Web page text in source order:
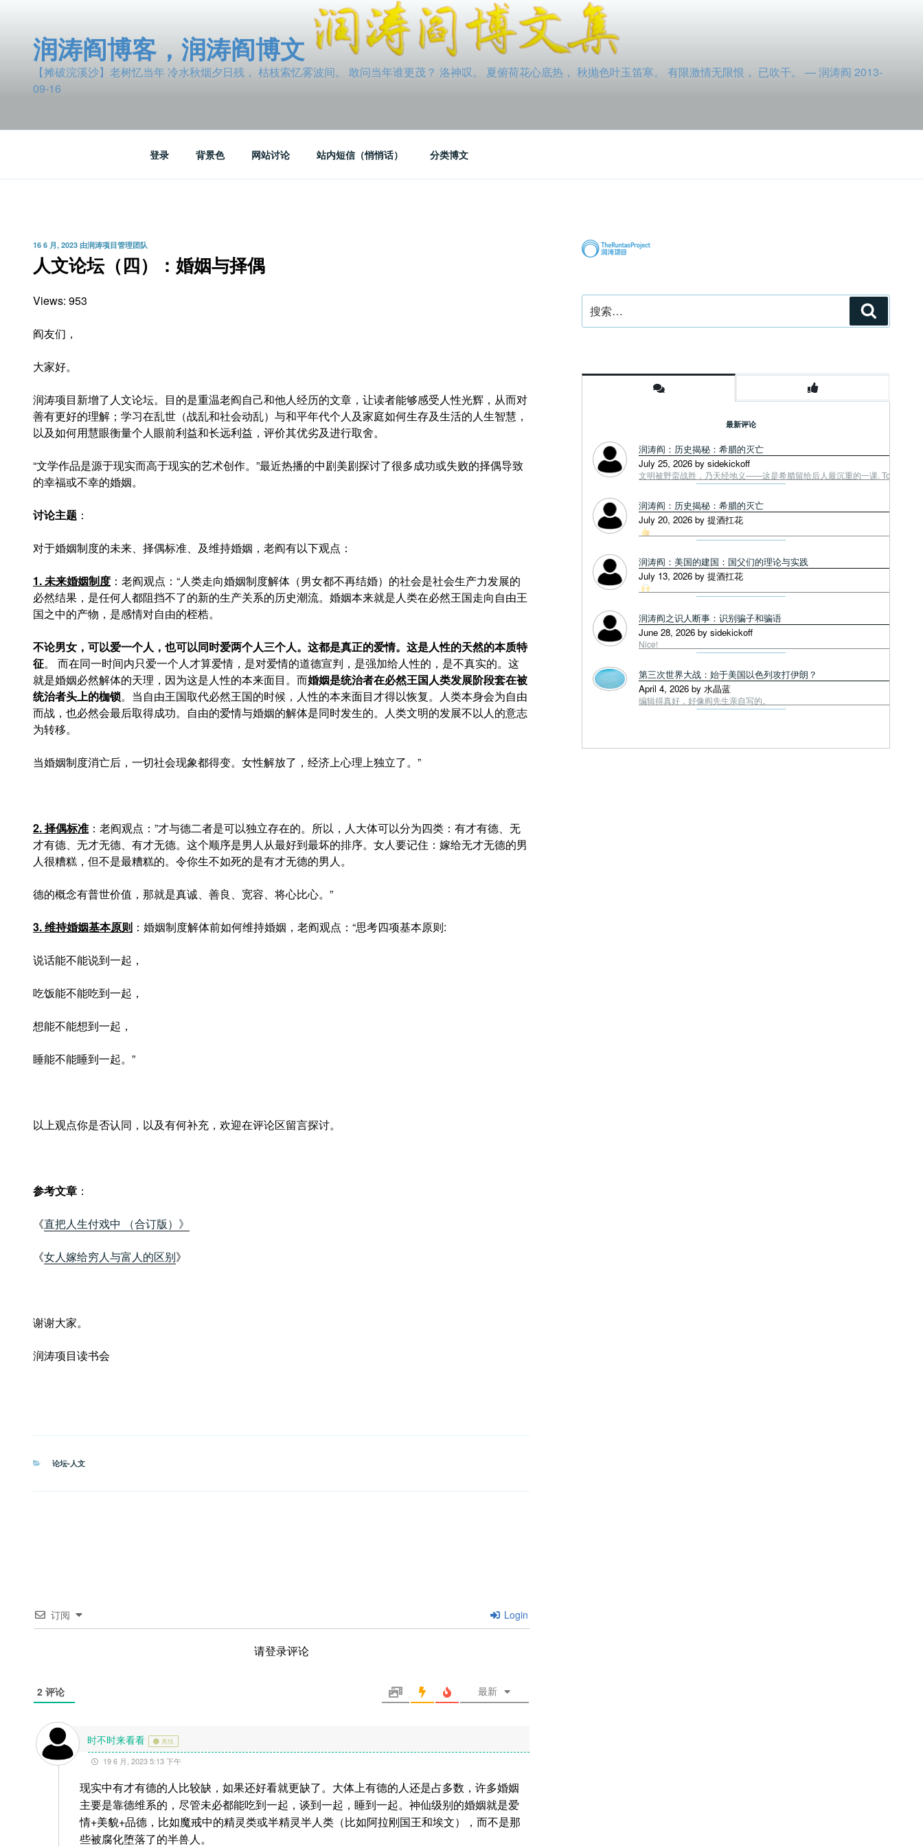
润涛阎博客，润涛阎博文
【摊破浣溪沙】老树忆当年 冷水秋烟夕日残， 枯枝索忆雾波间。 敢问当年谁更茂？ 洛神叹。 夏俯荷花心底热， 秋抛色叶玉笛寒。 有限激情无限恨， 已吹干。 — 润涛阎 2013-
09-16
登录 背景色 网站讨论 站内短信（悄悄话） 分类博文
发
于
16 6 月, 2023 由润涛项目管理团队
人文论坛（四）：婚姻与择偶
Views: 953
阎友们，
大家好。
润涛项目新增了人文论坛。目的是重温老阎自己和他人经历的文章，让读者能够感受人性光辉，从而对
善有更好的理解；学习在乱世（战乱和社会动乱）与和平年代个人及家庭如何生存及生活的人生智慧，
以及如何用慧眼衡量个人眼前利益和长远利益，评价其优劣及进行取舍。
“文学作品是源于现实而高于现实的艺术创作。”最近热播的中剧美剧探讨了很多成功或失败的择偶导致
的幸福或不幸的婚姻。
讨论主题 ：
对于婚姻制度的未来、择偶标准、及维持婚姻，老阎有以下观点：
1. 未来婚姻制度 ：老阎观点：“人类走向婚姻制度解体（男女都不再结婚）的社会是社会生产力发展的
必然结果，是任何人都阻挡不了的新的生产关系的历史潮流。婚姻本来就是人类在必然王国走向自由王
国之中的产物，是感情对自由的桎梏。
不论男女，可以爱一个人，也可以同时爱两个人三个人。这都是真正的爱情。这是人性的天然的本质特
征。 而在同一时间内只爱一个人才算爱情，是对爱情的道德宣判，是强加给人性的，是不真实的。这
就是婚姻必然解体的天理，因为这是人性的本来面目。而婚姻是统治者在必然王国人类发展阶段套在被
统治者头上的枷锁。当自由王国取代必然王国的时候，人性的本来面目才得以恢复。人类本身会为自由
而战，也必然会最后取得成功。自由的爱情与婚姻的解体是同时发生的。人类文明的发展不以人的意志
为转移。
当婚姻制度消亡后，一切社会现象都得变。女性解放了，经济上心理上独立了。”
2. 择偶标准 ：老阎观点：”才与德二者是可以独立存在的。所以，人大体可以分为四类：有才有德、无
才有德、无才无德、有才无德。这个顺序是男人从最好到最坏的排序。女人要记住：嫁给无才无德的男
人很糟糕，但不是最糟糕的。令你生不如死的是有才无德的男人。
德的概念有普世价值，那就是真诚、善良、宽容、将心比心。”
3. 维持婚姻基本原则 ：婚姻制度解体前如何维持婚姻，老阎观点：“思考四项基本原则:
说话能不能说到一起，
吃饭能不能吃到一起，
想能不能想到一起，
睡能不能睡到一起。”
以上观点你是否认同，以及有何补充，欢迎在评论区留言探讨。
参考文章 ：
《直把人生付戏中 （合订版）》
《女人嫁给穷人与富人的区别》
谢谢大家。
润涛项目读书会
分
论坛-人文
订阅 Login
请登录评论
2 评论 最新
时不时来看看 离线
19 6 月, 2023 5:13 下午
现实中有才有德的人比较缺，如果还好看就更缺了。大体上有德的人还是占多数，许多婚姻
主要是靠德维系的，尽管未必都能吃到一起，谈到一起，睡到一起。神仙级别的婚姻就是爱
情+美貌+品德，比如魔戒中的精灵类或半精灵半人类（比如阿拉刚国王和埃文），而不是那
些被腐化堕落了的半兽人。
索：
索
最新评论
润涛阎：历史揭秘：希腊的灭亡
July 25, 2026 by sidekickoff
文明被野蛮战胜，乃天经地义——这是希腊留给后人最沉重的一课. Tough
润涛阎：历史揭秘：希腊的灭亡
July 20, 2026 by 提酒扛花
润涛阎：美国的建国：国父们的理论与实践
July 13, 2026 by 提酒扛花
润涛阎之识人断事：识别骗子和骗语
June 28, 2026 by sidekickoff
Nice!
第三次世界大战：始于美国以色列攻打伊朗？
April 4, 2026 by 水晶蓝
编辑得真好，好像阎先生亲自写的。